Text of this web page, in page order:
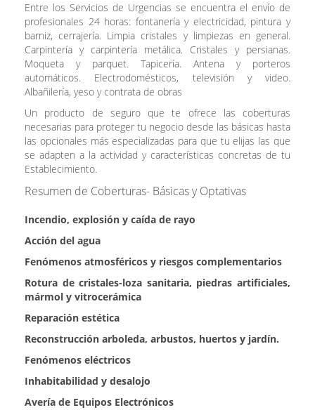
Entre los Servicios de Urgencias se encuentra el envío de
profesionales 24 horas: fontanería y electricidad, pintura y
barniz, cerrajería. Limpia cristales y limpiezas en general.
Carpintería y carpintería metálica. Cristales y persianas.
Moqueta y parquet. Tapicería. Antena y porteros
automáticos. Electrodomésticos, televisión y video.
Albañilería, yeso y contrata de obras
Un producto de seguro que te ofrece las coberturas
necesarias para proteger tu negocio desde las básicas hasta
las opcionales más especializadas para que tu elijas las que
se adapten a la actividad y características concretas de tu
Establecimiento.
Resumen de Coberturas- Básicas y Optativas
Incendio, explosión y caída de rayo
Acción del agua
Fenómenos atmosféricos y riesgos complementarios
Rotura de cristales-loza sanitaria, piedras artificiales,
mármol y vitrocerámica
Reparación estética
Reconstrucción arboleda, arbustos, huertos y jardín.
Fenómenos eléctricos
Inhabitabilidad y desalojo
Avería de Equipos Electrónicos